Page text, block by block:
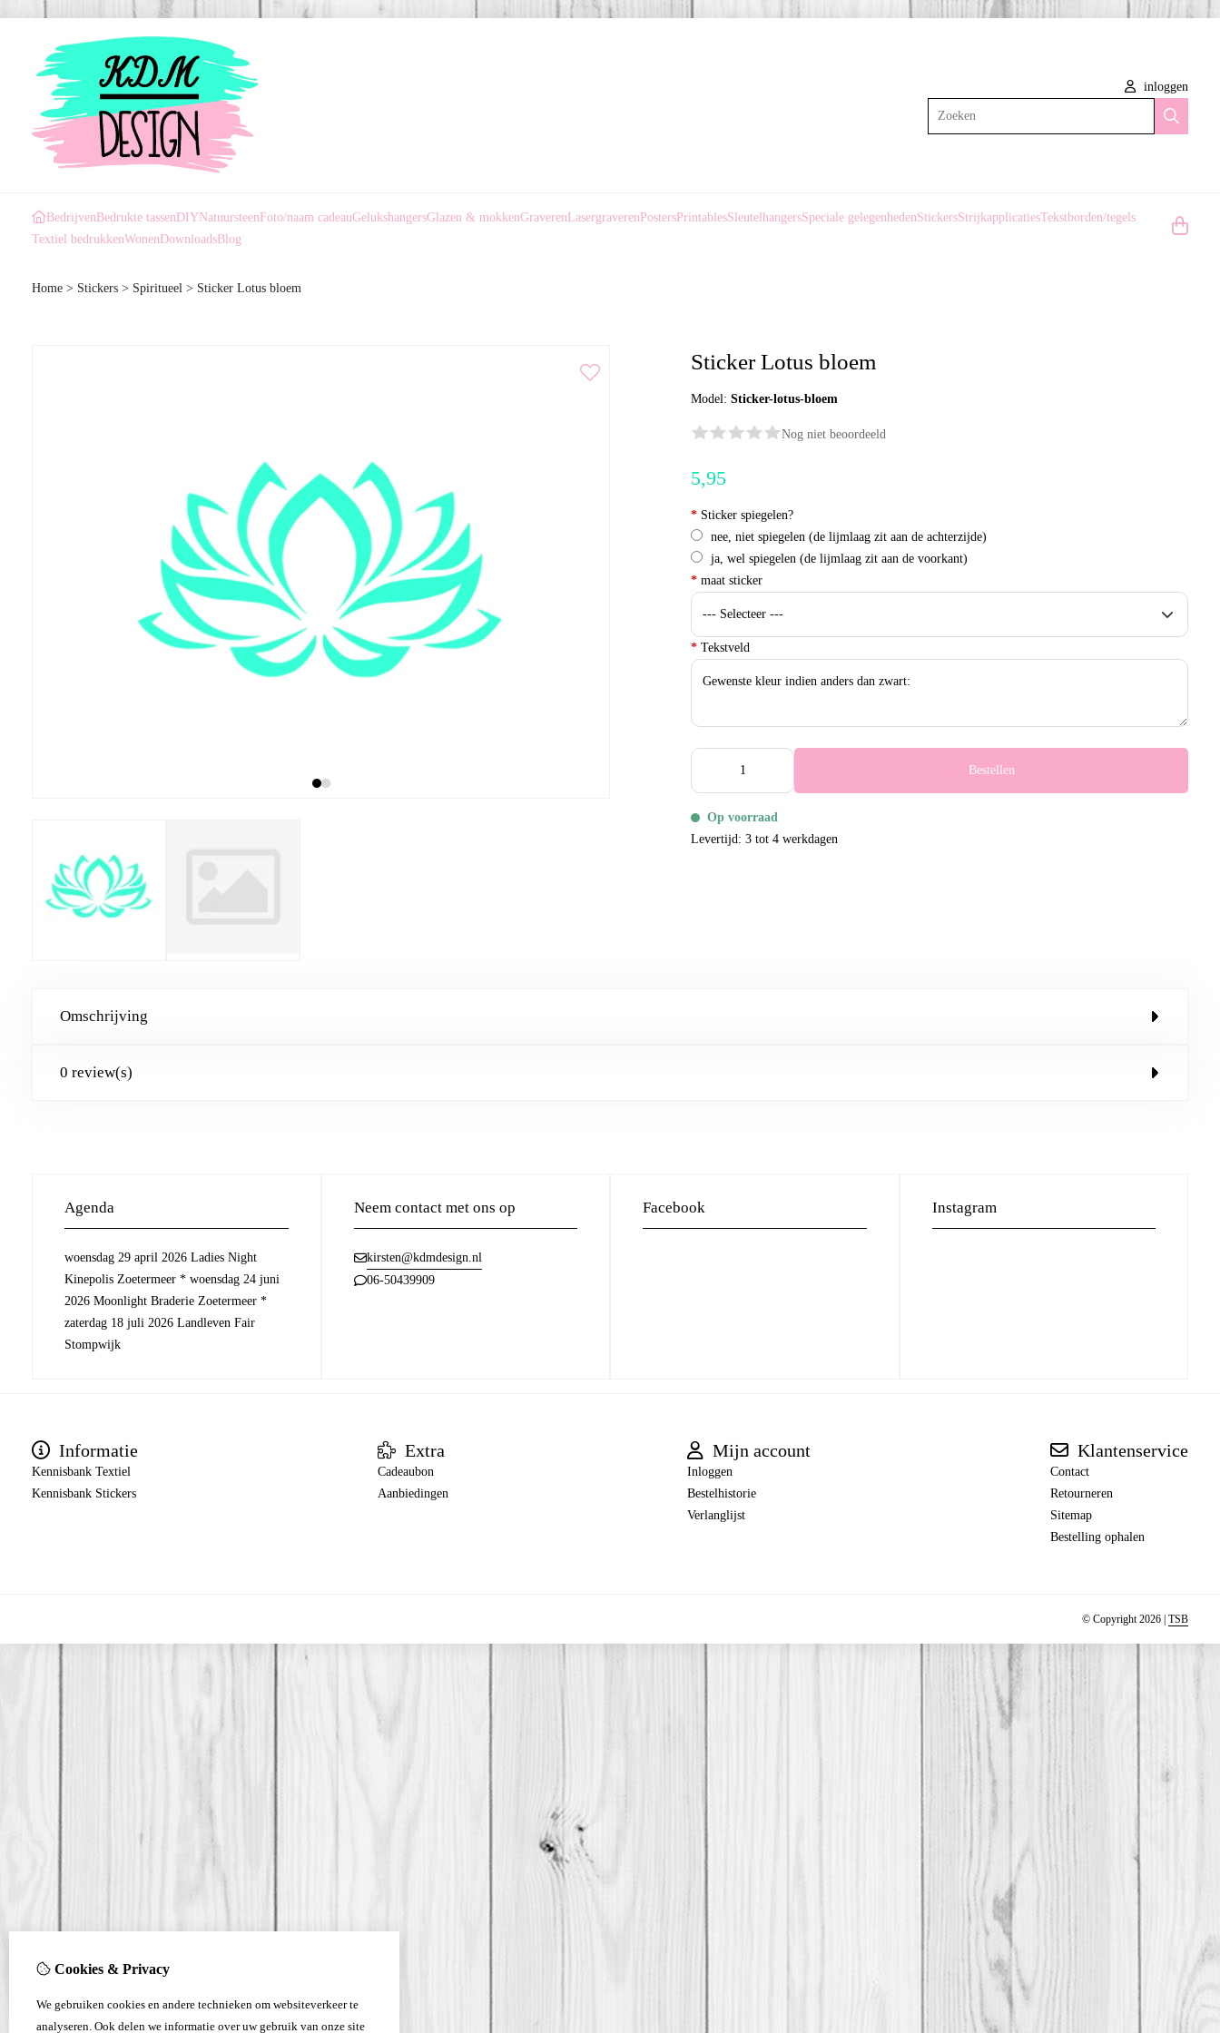
inloggen
BedrijvenBedrukte tassenDIYNatuursteenFoto/naam cadeauGelukshangersGlazen & mokkenGraverenLasergraverenPostersPrintablesSleutelhangersSpeciale gelegenhedenStickersStrijkapplicatiesTekstborden/tegels
Textiel bedrukkenWonenDownloadsBlog
Home > Stickers > Spiritueel > Sticker Lotus bloem
Sticker Lotus bloem
Model:Sticker-lotus-bloem
Nog niet beoordeeld
5,95
* Sticker spiegelen?
nee, niet spiegelen (de lijmlaag zit aan de achterzijde)
ja, wel spiegelen (de lijmlaag zit aan de voorkant)
* maat sticker
* Tekstveld
Bestellen
Op voorraad
Levertijd: 3 tot 4 werkdagen
Omschrijving
0 review(s)
Agenda
woensdag 29 april 2026 Ladies Night
Kinepolis Zoetermeer * woensdag 24 juni
2026 Moonlight Braderie Zoetermeer *
zaterdag 18 juli 2026 Landleven Fair
Stompwijk
Neem contact met ons op
kirsten@kdmdesign.nl
06-50439909
Facebook Instagram
Informatie
Kennisbank Textiel
Kennisbank Stickers
Extra
Cadeaubon
Aanbiedingen
Mijn account
Inloggen
Bestelhistorie
Verlanglijst
Klantenservice
Contact
Retourneren
Sitemap
Bestelling ophalen
© Copyright 2026 | TSB
Cookies & Privacy
We gebruiken cookies en andere technieken om websiteverkeer te
analyseren. Ook delen we informatie over uw gebruik van onze site